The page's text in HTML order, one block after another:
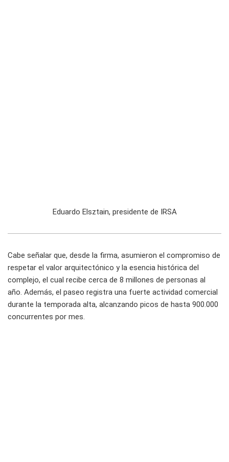
Eduardo Elsztain, presidente de IRSA
Cabe señalar que, desde la firma, asumieron el compromiso de
respetar el valor arquitectónico y la esencia histórica del
complejo, el cual recibe cerca de 8 millones de personas al
año. Además, el paseo registra una fuerte actividad comercial
durante la temporada alta, alcanzando picos de hasta 900.000
concurrentes por mes.